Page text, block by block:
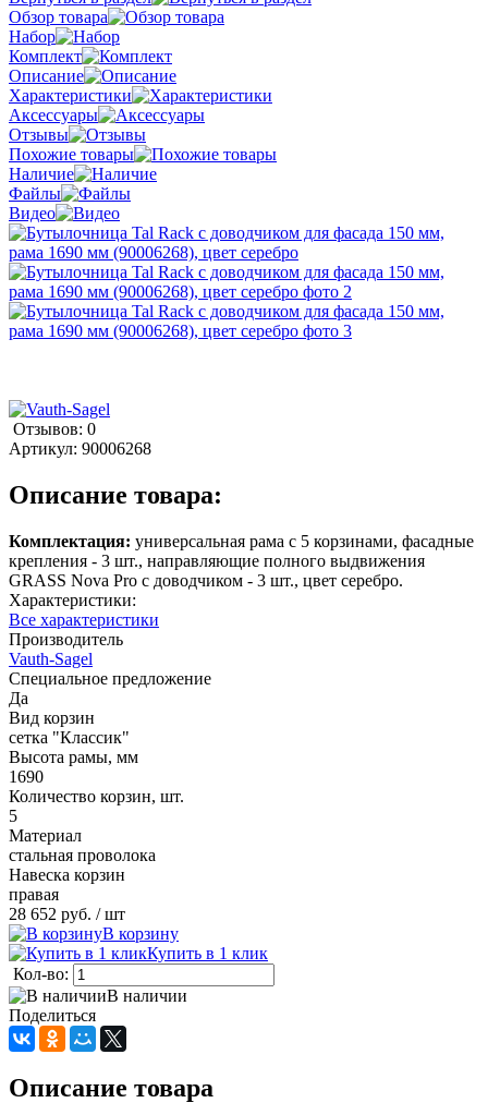
Обзор товара
Набор
Комплект
Описание
Характеристики
Аксессуары
Отзывы
Похожие товары
Наличие
Файлы
Видео
Отзывов: 0
Артикул: 90006268
Описание товара:
Комплектация: универсальная рама с 5 корзинами, фасадные
крепления - 3 шт., направляющие полного выдвижения
GRASS Nova Pro с доводчиком - 3 шт., цвет серебро.
Характеристики:
Все характеристики
Производитель
Vauth-Sagel
Специальное предложение
Да
Вид корзин
сетка "Классик"
Высота рамы, мм
1690
Количество корзин, шт.
5
Материал
стальная проволока
Навеска корзин
правая
28 652 руб. / шт
В корзину
Купить в 1 клик
Кол-во:
В наличии
Поделиться
Описание товара